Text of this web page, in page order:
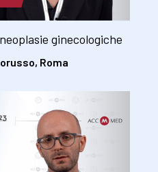
ginecologiche
Roma